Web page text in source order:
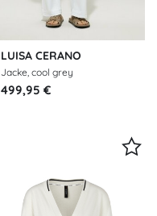
LUISA CERANO
Jacke, cool grey
499,95 €